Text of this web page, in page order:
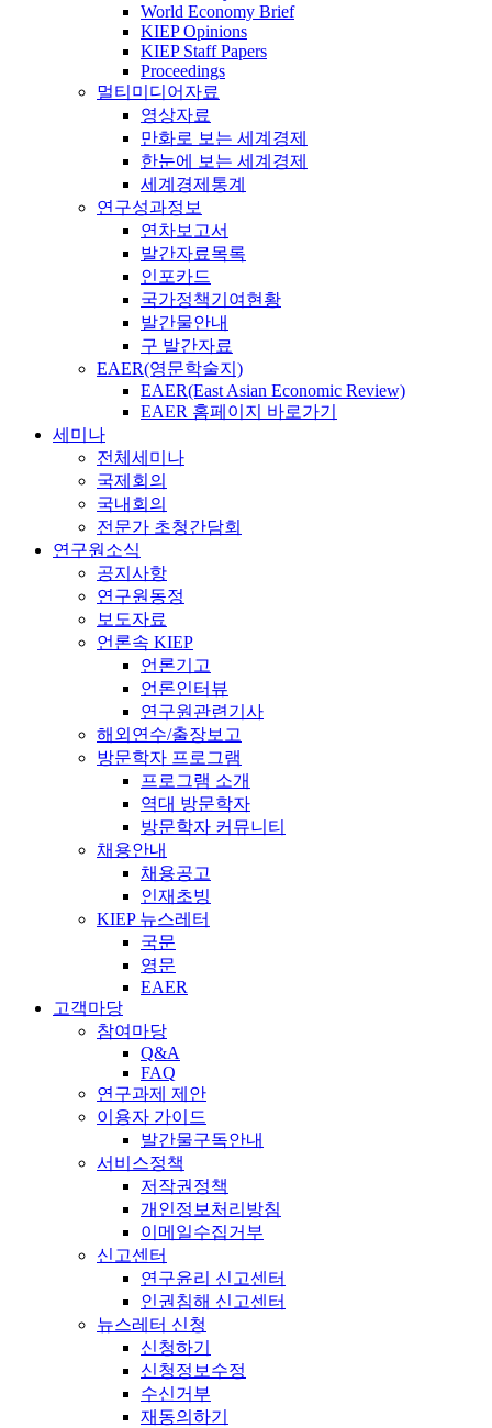
World Economy Brief
KIEP Opinions
KIEP Staff Papers
Proceedings
멀티미디어자료
영상자료
만화로 보는 세계경제
한눈에 보는 세계경제
세계경제통계
연구성과정보
연차보고서
발간자료목록
인포카드
국가정책기여현황
발간물안내
구 발간자료
EAER(영문학술지)
EAER(East Asian Economic Review)
EAER 홈페이지 바로가기
세미나
전체세미나
국제회의
국내회의
전문가 초청간담회
연구원소식
공지사항
연구원동정
보도자료
언론속 KIEP
언론기고
언론인터뷰
연구원관련기사
해외연수/출장보고
방문학자 프로그램
프로그램 소개
역대 방문학자
방문학자 커뮤니티
채용안내
채용공고
인재초빙
KIEP 뉴스레터
국문
영문
EAER
고객마당
참여마당
Q&A
FAQ
연구과제 제안
이용자 가이드
발간물구독안내
서비스정책
저작권정책
개인정보처리방침
이메일수집거부
신고센터
연구윤리 신고센터
인권침해 신고센터
뉴스레터 신청
신청하기
신청정보수정
수신거부
재동의하기